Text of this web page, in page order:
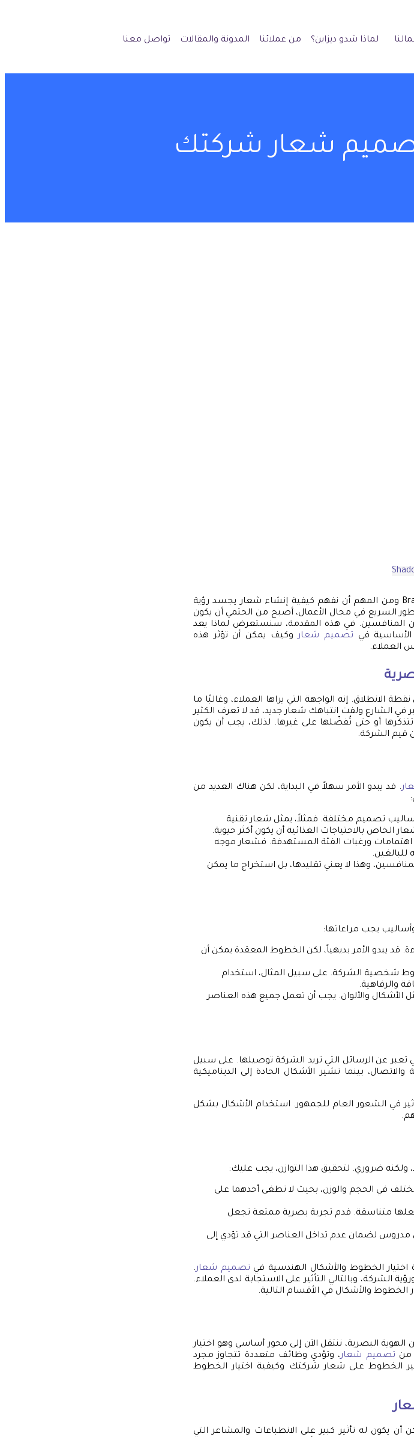
لماذا شدو ديزاين؟ من عملائنا المدونة والمقالات تواصل معنا
تصميم شعار شركتك
يعتبر أحد أهم جوانب أي هوية Brand ومن المهم أن نفهم كيفية إنشاء شعار يجسد رؤية
السريع في مجال الأعمال، أصبح من الحتمي أن يكون
المنافسين. في هذه المقدمة، سنستعرض لماذا يعد
الأساسية في تصميم شعاروكيف يمكن أن تؤثر هذه
العملاء.
الانطلاق. إنه الواجهة التي يراها العملاء، وغالبًا ما
في الشارع ولفت انتباهك شعار جديد، قد لا تعرف الكثير
أو حتى تُفضّلها على غيرها. لذلك، يجب أن يكون
قيم الشركة.
. قد يبدو الأمر سهلاً في البداية، لكن هناك العديد من
تصميم مختلفة. فمثلاً، يمثل شعار تقنية
بالاحتياجات الغذائية أن يكون أكثر حيوية.
ورغبات الفئة المستهدفة. فشعار موجه
وهذا لا يعني تقليدها، بل استخراج ما يمكن
يجب مراعاتها:
يبدو الأمر بديهياً، لكن الخطوط المعقدة يمكن أن
شخصية الشركة. على سبيل المثال، استخدام
والرفاهية.
الأشكال والألوان. يجب أن تعمل جميع هذه العناصر
تعبر عن الرسائل التي تريد الشركة توصيلها. على سبيل
بينما تشير الأشكال الحادة إلى الديناميكية
في الشعور العام للجمهور. استخدام الأشكال بشكل
ضروري. لتحقيق هذا التوازن، يجب عليك:
في الحجم والوزن، بحيث لا تطغى أحدهما على
متناسقة. قدم تجربة بصرية ممتعة تجعل
لضمان عدم تداخل العناصر التي قد تؤدي إلى
الخطوط والأشكال الهندسية في تصميم شعار.
وبالتالي التأثير على الاستجابة لدى العملاء.
الخطوط والأشكال في الأقسام التالية.
البصرية، ننتقل الآن إلى محور أساسي وهو اختيار
من تصميم شعار، وتؤدي وظائف متعددة تتجاوز مجرد
الخطوط على شعار شركتك وكيفية اختيار الخطوط
يكون له تأثير كبير على الانطباعات والمشاعر التي